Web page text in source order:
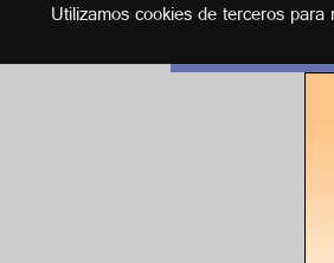
Utilizamos cookies de terceros
Español